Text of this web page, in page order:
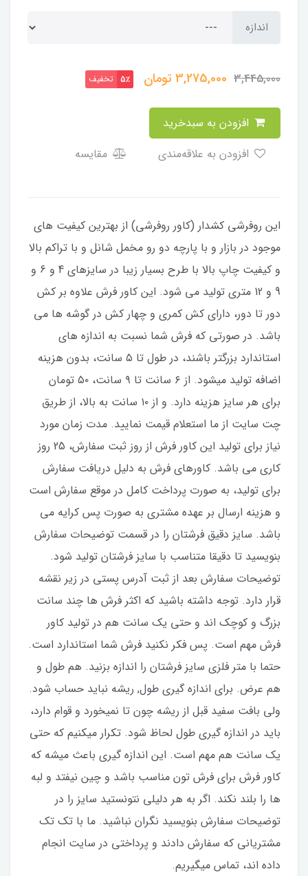
اندازه
3,445,000
3,275,000تومان 5٪ تخفیف
مقایسه
​​​​این روفرشی کشدار (کاور روفرشی) از بهترین کیفیت های
موجود در بازار و با پارچه دو رو مخمل شانل و با تراکم بالا
و کیفیت چاپ بالا با طرح بسیار زیبا در سایزهای 4 و 6 و
9 و 12 متری تولید می شود. این کاور فرش علاوه بر کش
دور تا دور، دارای کش کمری و چهار کش در گوشه ها می
باشد. در صورتی که فرش شما نسبت به اندازه های
استاندارد بزرگتر باشند، در طول تا ۵ سانت، بدون هزینه
اضافه تولید میشود. از ۶ سانت تا ۹ سانت، ۵۰ تومان
برای هر سایز هزینه دارد. و از ۱۰ سانت به بالا، از طریق
چت سایت از ما استعلام قیمت نمایید. مدت زمان مورد
نیاز برای تولید این کاور فرش از روز ثبت سفارش، 25 روز
کاری می باشد. کاورهای فرش به دلیل دریافت سفارش
برای تولید، به صورت پرداخت کامل در موقع سفارش است
و هزینه ارسال بر عهده مشتری به صورت پس کرایه می
باشد. سایز دقیق فرشتان را در قسمت توضیحات سفارش
بنویسید تا دقیقا متناسب با سایز فرشتان تولید شود.
توضیحات سفارش بعد از ثبت آدرس پستی در زیر نقشه
قرار دارد. توجه داشته باشید که اکثر فرش ها چند سانت
بزرگ و کوچک اند و حتی یک سانت هم در تولید کاور
فرش مهم است. پس فکر نکنید فرش شما استاندارد است.
حتما با متر فلزی سایز فرشتان را اندازه بزنید. هم طول و
هم عرض. برای اندازه گیری طول, ریشه نباید حساب شود.
ولی بافت سفید قبل از ریشه چون تا نمیخورد و قوام دارد،
باید در اندازه گیری طول لحاظ شود. تکرار میکنیم که حتی
یک سانت هم مهم است. این اندازه گیری باعث میشه که
کاور فرش برای فرش تون مناسب باشد و چین نیفتد و لبه
ها را بلند نکند. اگر به هر دلیلی نتونستید سایز را در
توضیحات سفارش بنویسید نگران نباشید. ما با تک تک
مشتریانی که سفارش دادند و پرداختی در سایت انجام
داده اند، تماس میگیریم.